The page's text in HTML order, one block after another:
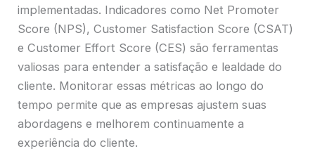
implementadas. Indicadores como Net Promoter
Score (NPS), Customer Satisfaction Score (CSAT)
e Customer Effort Score (CES) são ferramentas
valiosas para entender a satisfação e lealdade do
cliente. Monitorar essas métricas ao longo do
tempo permite que as empresas ajustem suas
abordagens e melhorem continuamente a
experiência do cliente.